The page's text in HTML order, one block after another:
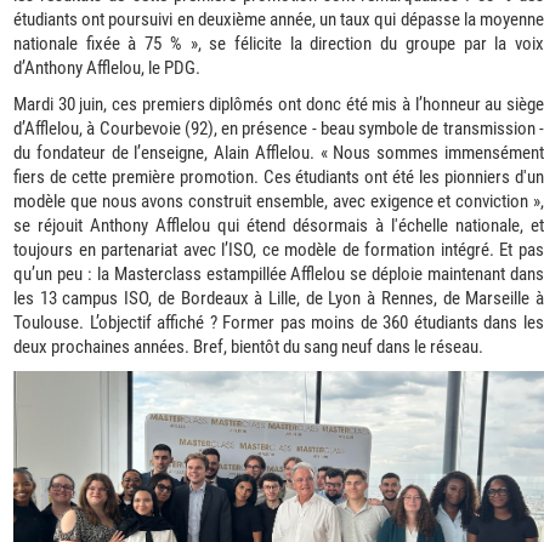
étudiants ont poursuivi en deuxième année, un taux qui dépasse la moyenne
nationale fixée à 75 % », se félicite la direction du groupe par la voix
d’Anthony Afflelou, le PDG.
Mardi 30 juin, ces premiers diplômés ont donc été mis à l’honneur au siège
d’Afflelou, à Courbevoie (92), en présence - beau symbole de transmission -
du fondateur de l’enseigne, Alain Afflelou. « Nous sommes immensément
fiers de cette première promotion. Ces étudiants ont été les pionniers d'un
modèle que nous avons construit ensemble, avec exigence et conviction »,
se réjouit Anthony Afflelou qui étend désormais à l'échelle nationale, et
toujours en partenariat avec l’ISO, ce modèle de formation intégré. Et pas
qu’un peu : la Masterclass estampillée Afflelou se déploie maintenant dans
les 13 campus ISO, de Bordeaux à Lille, de Lyon à Rennes, de Marseille à
Toulouse. L’objectif affiché ? Former pas moins de 360 étudiants dans les
deux prochaines années. Bref, bientôt du sang neuf dans le réseau.